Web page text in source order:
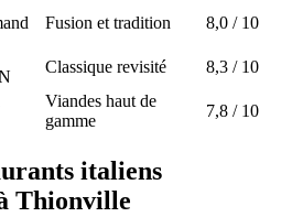
Fusion et tradition
8,0 / 10
Classique revisité
8,3 / 10
Viandes haut de
gamme
7,8 / 10
italiens
Thionville